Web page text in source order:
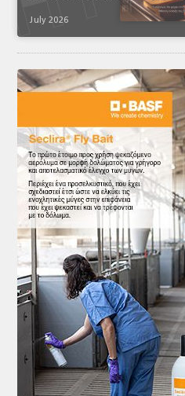
ΕΜΠΟΡΙΚΟΙ ΑΝΤΙΠΡΟΣΩΠΟΙ
ΝΟΜΟΘΕΣΙΑ
ΕΛΛΗΝΙΚΗ ΝΟΜΟΘΕΣΙΑ
ΕΥΡΩΠΑΪΚΗ ΝΟΜΟΘΕΣΙΑ
ΤΟ ΠΕΡΙΟΔΙΚΟ
Profile
ΑΡΧΕΙΟ ΤΕΥΧΩΝ
ΣΥΝΕΔΡΙΟ ΚΡΕΑΤΟΣ
July 2026